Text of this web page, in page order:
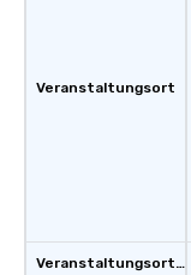
Veranstaltungsort
Veranstaltungsortstyp